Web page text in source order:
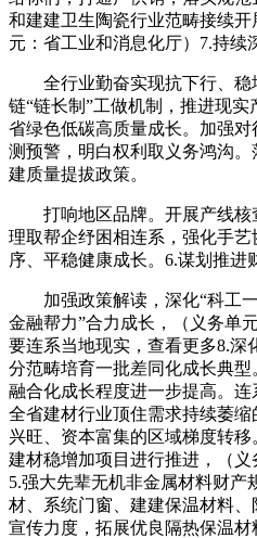
和建建卫生陶瓷行业范畴接续
元：省工业和消息化厅）7.持续
全行业勤奋实现抗下行、稳
链“链长制”工做机制，推进现
省绿色低碳高质量成长。加强
测预警，明白权利取义务鸿沟
建质量提拔政策。
打响地区品牌。开展产线核
理取帮企纾困相连系，强化手
序、平稳健康成长。6.谋划推进
加强政策解读，深化“科工一
金融帮力”合力成长，（义务单
要连系当地现实，查看更多8.深
分范畴培育一批差同化成长典型
融合化成长程度进一步提高。连
全省建材行业顶住需求持续萎
兴旺、资本富集的区域梯度转
建材稳增加项目进行推进，（义
5.强大先辈无机非金属材料财产
材、系统门窗、建建保温材料
宣传力度，拓展优良隔热保温